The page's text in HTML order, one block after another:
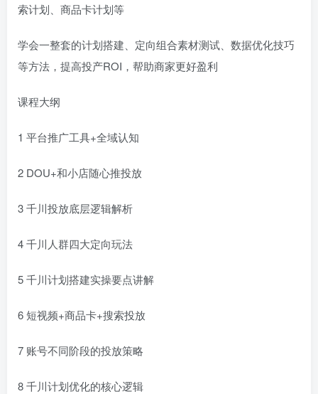
索计划、商品卡计划等
学会一整套的计划搭建、定向组合素材测试、数据优化技巧
等方法，提高投产ROI，帮助商家更好盈利
课程大纲
1 平台推广工具+全域认知
2 DOU+和小店随心推投放
3 千川投放底层逻辑解析
4 千川人群四大定向玩法
5 千川计划搭建实操要点讲解
6 短视频+商品卡+搜索投放
7 账号不同阶段的投放策略
8 千川计划优化的核心逻辑